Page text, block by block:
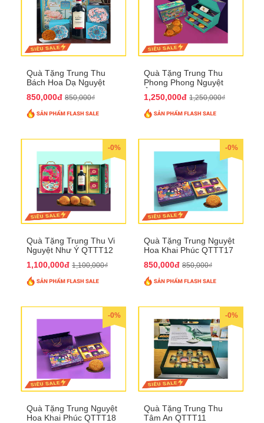
Quà Tặng Trung Thu
Bách Hoa Dạ Nguyệt
850,000đ 850,000₫
Quà Tặng Trung Thu
Phong Phong Nguyệt
1,250,000đ 1,250,000₫
-0%
Quà Tặng Trung Thu Vi
Nguyệt Như Ý QTTT12
1,100,000đ 1,100,000₫
-0%
Quà Tặng Trung Nguyệt
Hoa Khai Phúc QTTT17
850,000đ 850,000₫
-0%
Quà Tặng Trung Nguyệt
Hoa Khai Phúc QTTT18
-0%
Quà Tặng Trung Thu
Tâm An QTTT11